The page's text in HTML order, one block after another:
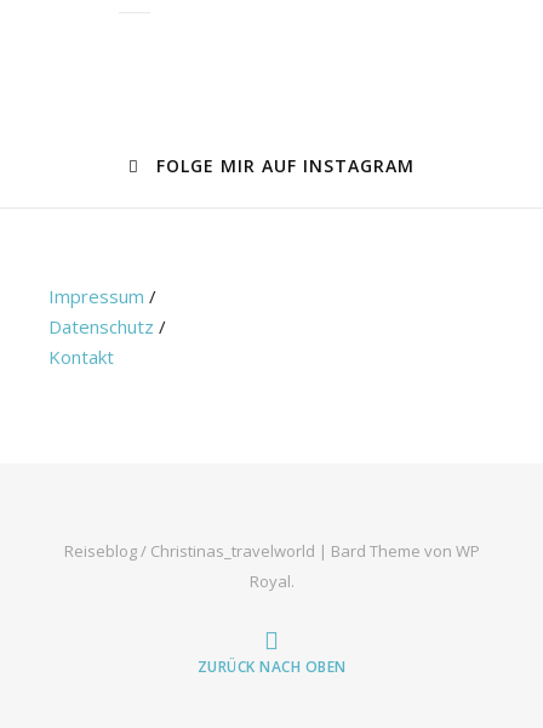
FOLGE MIR AUF INSTAGRAM
Impressum /
Datenschutz /
Kontakt
Reiseblog / Christinas_travelworld | Bard Theme von WP
Royal.
ZURÜCK NACH OBEN